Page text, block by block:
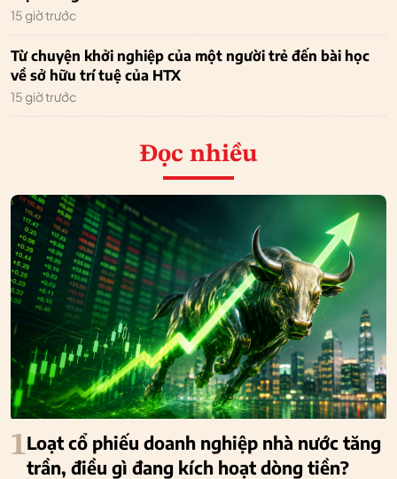
15 giờ trước
Từ chuyện khởi nghiệp của một người trẻ đến bài học
về sở hữu trí tuệ của HTX
15 giờ trước
Đọc nhiều
1Loạt cổ phiếu doanh nghiệp nhà nước tăng
trần, điều gì đang kích hoạt dòng tiền?